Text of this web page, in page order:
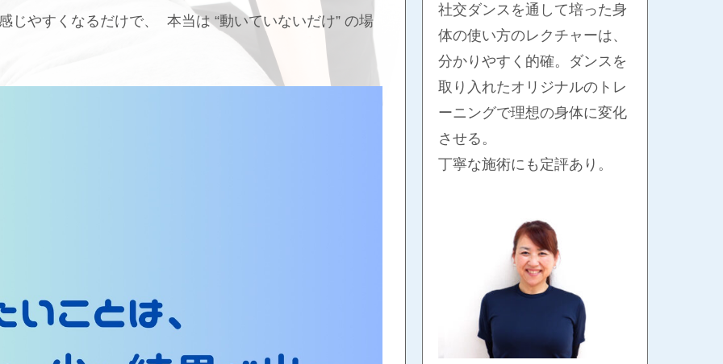
じやすくなるだけで、 本当は “動いていないだけ” の場
社交ダンスを通して培った身
体の使い方のレクチャーは、
分かりやすく的確。ダンスを
取り入れたオリジナルのトレ
ーニングで理想の身体に変化
させる。
丁寧な施術にも定評あり。